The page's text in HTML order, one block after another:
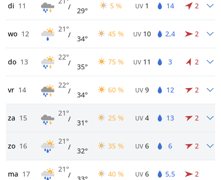
di 11 / 29°
5 % UV 1 14 2
wo 12
21°
/ 34°
45 % UV 10 2,4 2
do 13
22°
/ 35°
75 % UV 11 3 2
vr 14
22°
/ 34°
60 % UV 9 12 2
za 15
21°
/ 31°
25 % UV 4 13 2
zo 16
21°
/ 32°
35 % UV 6 6 2
ma 17
21°
/ 40 % UV 6 5,5 2